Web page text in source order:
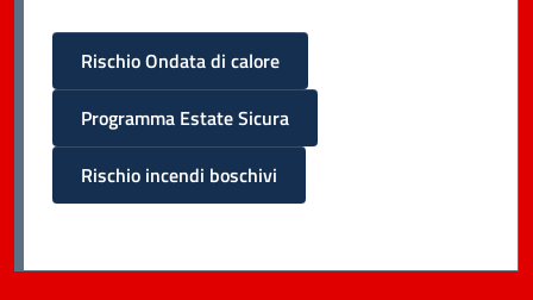
Rischio Ondata di calore
Programma Estate Sicura
Rischio incendi boschivi